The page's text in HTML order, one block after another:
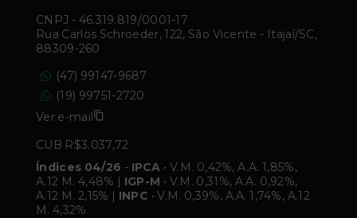
CNPJ - 46.319.819/0001-17
Rua Carlos Schroeder, 122, São Vicente - Itajaí/SC,
88309-260
(47) 99147-9687
(19) 99751-2720
Ver e-mail
CUB R$3.037,72
Índices 04/26 - IPCA • V.M. 0,42%, A.A. 1,85%,
A.12 M. 4,48% | IGP-M • V.M. 0,31%, A.A. 0,92%,
A.12 M. 2,15% | INPC • V.M. 0,39%, A.A. 1,74%, A.12
M. 4,32%